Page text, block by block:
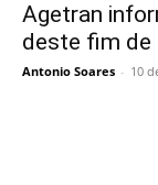
Agetran
deste fim de
Antonio Soares - 10